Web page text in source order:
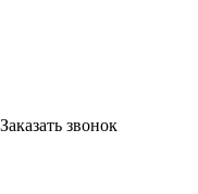
Заказать звонок